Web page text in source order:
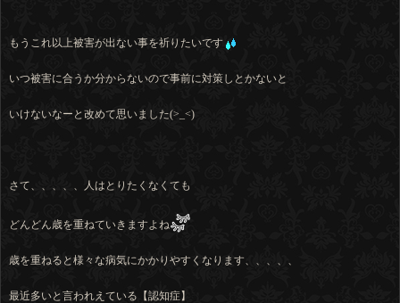
もうこれ以上被害が出ない事を祈りたいです
いつ被害に合うか分からないので事前に対策しとかないと
いけないなーと改めて思いました(>_<)
さて、、、、、人はとりたくなくても
どんどん歳を重ねていきますよね
歳を重ねると様々な病気にかかりやすくなります、、、、、
最近多いと言われえている【認知症】